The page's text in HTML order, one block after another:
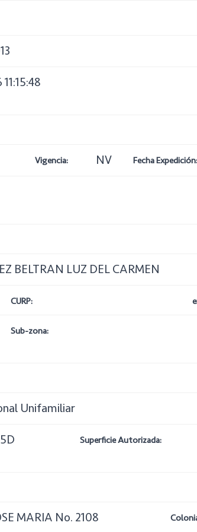
Vigencia: NV Fecha Expedición:
BELTRAN LUZ DEL CARMEN
CURP:
Sub-zona:
Unifamiliar
Superficie Autorizada:
MARIA No. 2108